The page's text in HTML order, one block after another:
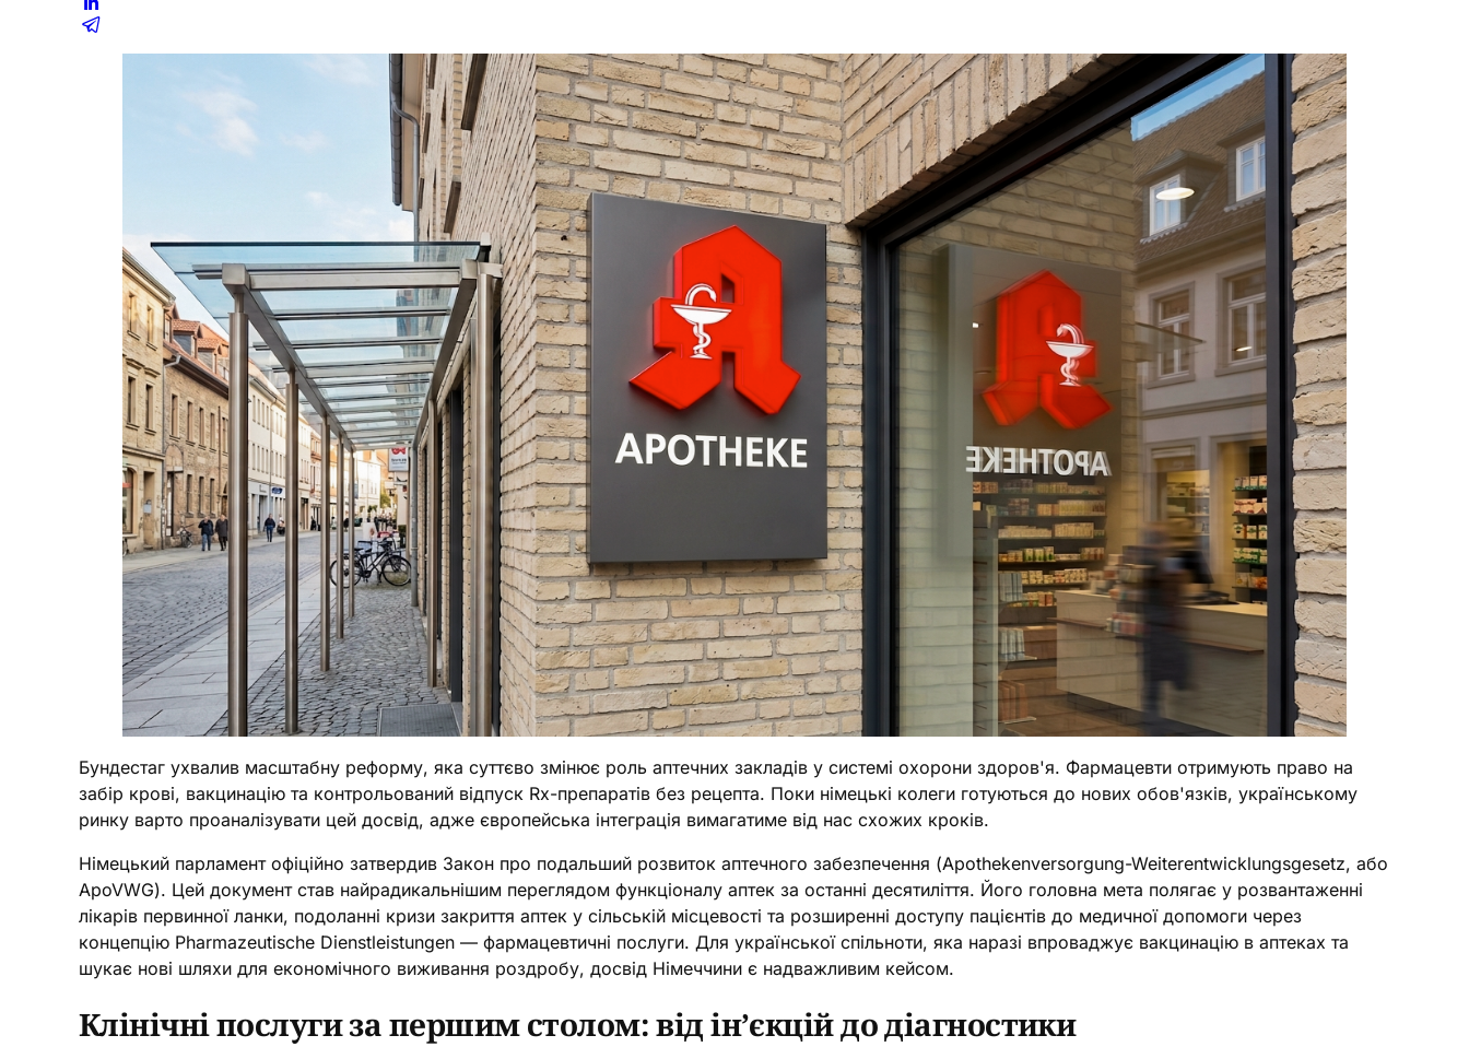
Бундестаг ухвалив масштабну реформу, яка суттєво змінює роль аптечних закладів у системі охорони здоров'я. Фармацевти отримують право на
забір крові, вакцинацію та контрольований відпуск Rx-препаратів без рецепта. Поки німецькі колеги готуються до нових обов'язків, українському
ринку варто проаналізувати цей досвід, адже європейська інтеграція вимагатиме від нас схожих кроків.
Німецький парламент офіційно затвердив Закон про подальший розвиток аптечного забезпечення (Apothekenversorgung-Weiterentwicklungsgesetz, або
ApoVWG). Цей документ став найрадикальнішим переглядом функціоналу аптек за останні десятиліття. Його головна мета полягає у розвантаженні
лікарів первинної ланки, подоланні кризи закриття аптек у сільській місцевості та розширенні доступу пацієнтів до медичної допомоги через
концепцію Pharmazeutische Dienstleistungen — фармацевтичні послуги. Для української спільноти, яка наразі впроваджує вакцинацію в аптеках та
шукає нові шляхи для економічного виживання роздробу, досвід Німеччини є надважливим кейсом.
Клінічні послуги за першим столом: від ін’єкцій до діагностики